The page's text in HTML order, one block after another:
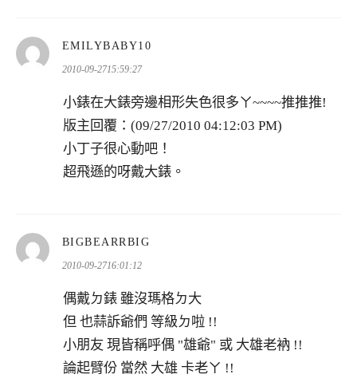
EMILYBABY10
2010-09-2715:59:27
小錶在大錶旁邊相形失色很多ㄚ~~~~推推推!
版主回覆：(09/27/2010 04:12:03 PM)
小丁子很心動吧！
超飛遜的呀戴大錶。
BIGBEARRBIG
2010-09-2716:01:12
偶戴ㄉ錶 雖沒瑪格ㄉ大
但 也蒜訴爺們 等級ㄉ啦 !!
小朋友 現皆稱呼偶 "雄爺" 或 大雄老衲 !!
論起臂份 當然 大雄 卡老ㄚ !!